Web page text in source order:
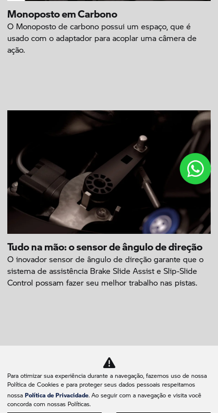
Monoposto em Carbono
O Monoposto de carbono possui um espaço, que é
usado com o adaptador para acoplar uma câmera de
ação.
Tudo na mão: o sensor de ângulo de direção
O inovador sensor de ângulo de direção garante que o
sistema de assistência Brake Slide Assist e Slip-Slide
Control possam fazer seu melhor trabalho nas pistas.
VER TELEFONES
AGENDE SEU TEST-RIDE
Para otimizar sua experiência durante a navegação, fazemos uso de nossa
Política de Cookies e para proteger seus dados pessoais respeitamos
nossa Política de Privacidade. Ao seguir com a navegação e visita você
concorda com nossas Políticas.